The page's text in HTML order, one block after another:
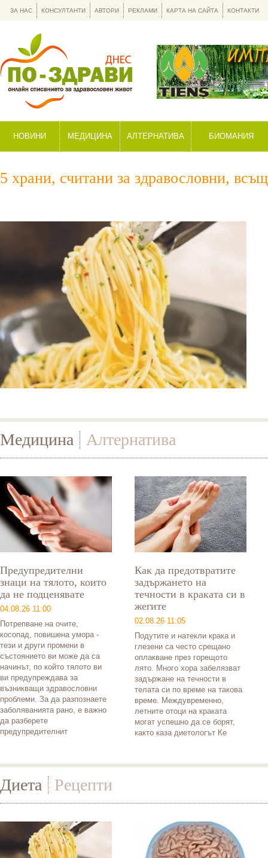
НОВИНИ МЕДИЦИНА АЛТЕРНАТИВА БИОМАНИЯ
ЗА НАС КОНСУЛТАНТИ АВТОРИ РЕКЛАМИ КАРТА НА САЙТА КОНТАКТИ
5 храни, считани за здравословни,
Предупредителни
знаци на тялото, които
да не подценявате
04.08.26 11:00
Потрепване на очите,
косопад, повишена умора -
тези и други промени в
състоянието ви може да са
начинът, по който тялото ви
ви предупреждава за
възникващи здравословни
проблеми. За да разпознаете
заболяванията рано, е важно
да разберете
предупредителнит
Как да предотвратите
задържането на
течности в краката си в
жегите
02.08.26 11:05
Подутите и натекли крака и
глезени са често срещано
оплакване през горещото
лято. Много хора забелязват
задържане на течности в
телата си по време на такова
време. Междувременно,
летните отоци на краката
могат успешно да се борят,
както каза диетологът Ке
Медицина Алтернатива
Диета Рецепти